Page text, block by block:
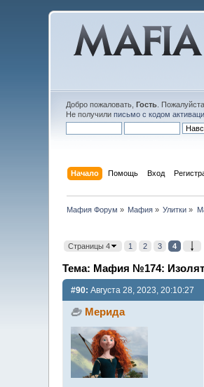
Добро пожаловать, Гость. Пожалуйста,
Не получили письмо с кодом
Начало Помощь Вход
Мафия Форум » Мафия » Улитки »
Страницы 4 1 2 3 4
Тема: Мафия №174:
#90: Августа 28, 2023, 20:10:27
Мерида